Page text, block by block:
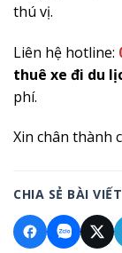
thú vị.
Liên hệ hotline:
thuê xe đi du
phí.
Xin chân thành
CHIA SẺ BÀI